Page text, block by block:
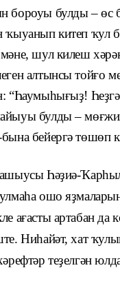
бороуы булды–өс
ҡыуанып китеп ҡул
шул килеш
алтынсы тойғо
“Һаумыһығыҙ!
булды –
бейергә төшөп
Һәҙиә-
ошо
ағасты артабан
Ниһайәт, хат
теҙелгән